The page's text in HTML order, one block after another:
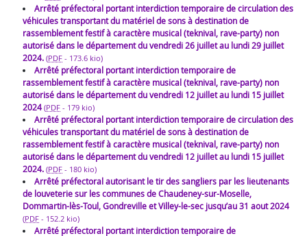
Arrêté préfectoral portant interdiction temporaire de circulation des
véhicules transportant du matériel de sons à destination de
rassemblement festif à caractère musical (teknival, rave-party) non
autorisé dans le département du vendredi 26 juillet au lundi 29 juillet
2024. (PDF - 173.6 kio)
Arrêté préfectoral portant interdiction temporaire de
rassemblement festif à caractère musical (teknival, rave-party) non
autorisé dans le département du vendredi 12 juillet au lundi 15 juillet
2024 (PDF - 179 kio)
Arrêté préfectoral portant interdiction temporaire de circulation des
véhicules transportant du matériel de sons à destination de
rassemblement festif à caractère musical (teknival, rave-party) non
autorisé dans le département du vendredi 12 juillet au lundi 15 juillet
2024. (PDF - 180 kio)
Arrêté préfectoral autorisant le tir des sangliers par les lieutenants
de louveterie sur les communes de Chaudeney-sur-Moselle,
Dommartin-lès-Toul, Gondreville et Villey-le-sec jusqu’au 31 aout 2024
(PDF - 152.2 kio)
Arrêté préfectoral portant interdiction temporaire de